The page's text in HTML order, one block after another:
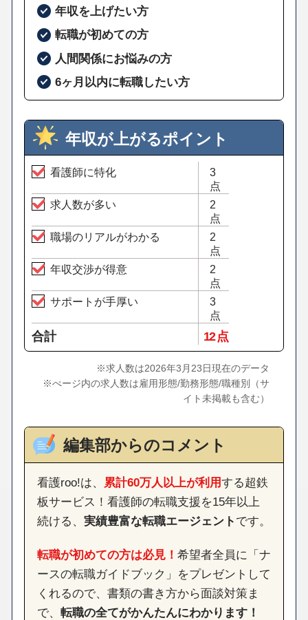
年収を上げたい方
転職が初めての方
人間関係にお悩みの方
6ヶ月以内に転職したい方
年収が上がるポイント
看護師に特化
3
点
求人数が多い
2
点
職場のリアルがわかる
2
点
年収交渉が得意
2
点
サポートが手厚い
3
点
合計 12 点
※求人数は2026年3月23日現在のデータ
※ぺージ内の求人数は雇用形態/勤務形態/職種別（サ
イト未掲載も含む）
編集部からのコメント
看護roo!は、 累計60万人以上が利用する超鉄
板サービス！看護師の転職支援を15年以上
続ける、 実績豊富な転職エージェント です。
転職が初めての方は必見！ 希望者全員に「ナ
ースの転職ガイドブック」をプレゼントして
くれるので、書類の書き方から面談対策ま
で、 転職の全てがかんたんにわかります！